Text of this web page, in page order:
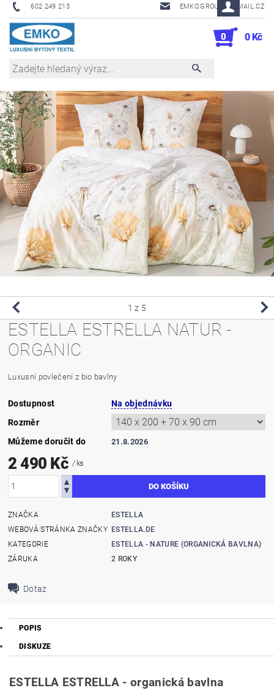
602 249 213 EMKO.GROUSL@EMAIL.CZ
0 0 Kč
1 z 5
ESTELLA ESTRELLA NATUR -
ORGANIC
Luxusní povlečení z bio bavlny
Dostupnost
Na objednávku
Rozměr
Můžeme doručit do
21.8.2026
2 490 Kč / ks
ZNAČKA
ESTELLA
WEBOVÁ STRÁNKA ZNAČKY ESTELLA.DE
KATEGORIE
ESTELLA - NATURE (ORGANICKÁ BAVLNA)
ZÁRUKA
2 ROKY
Dotaz
POPIS
DISKUZE
ESTELLA ESTRELLA - organická bavlna